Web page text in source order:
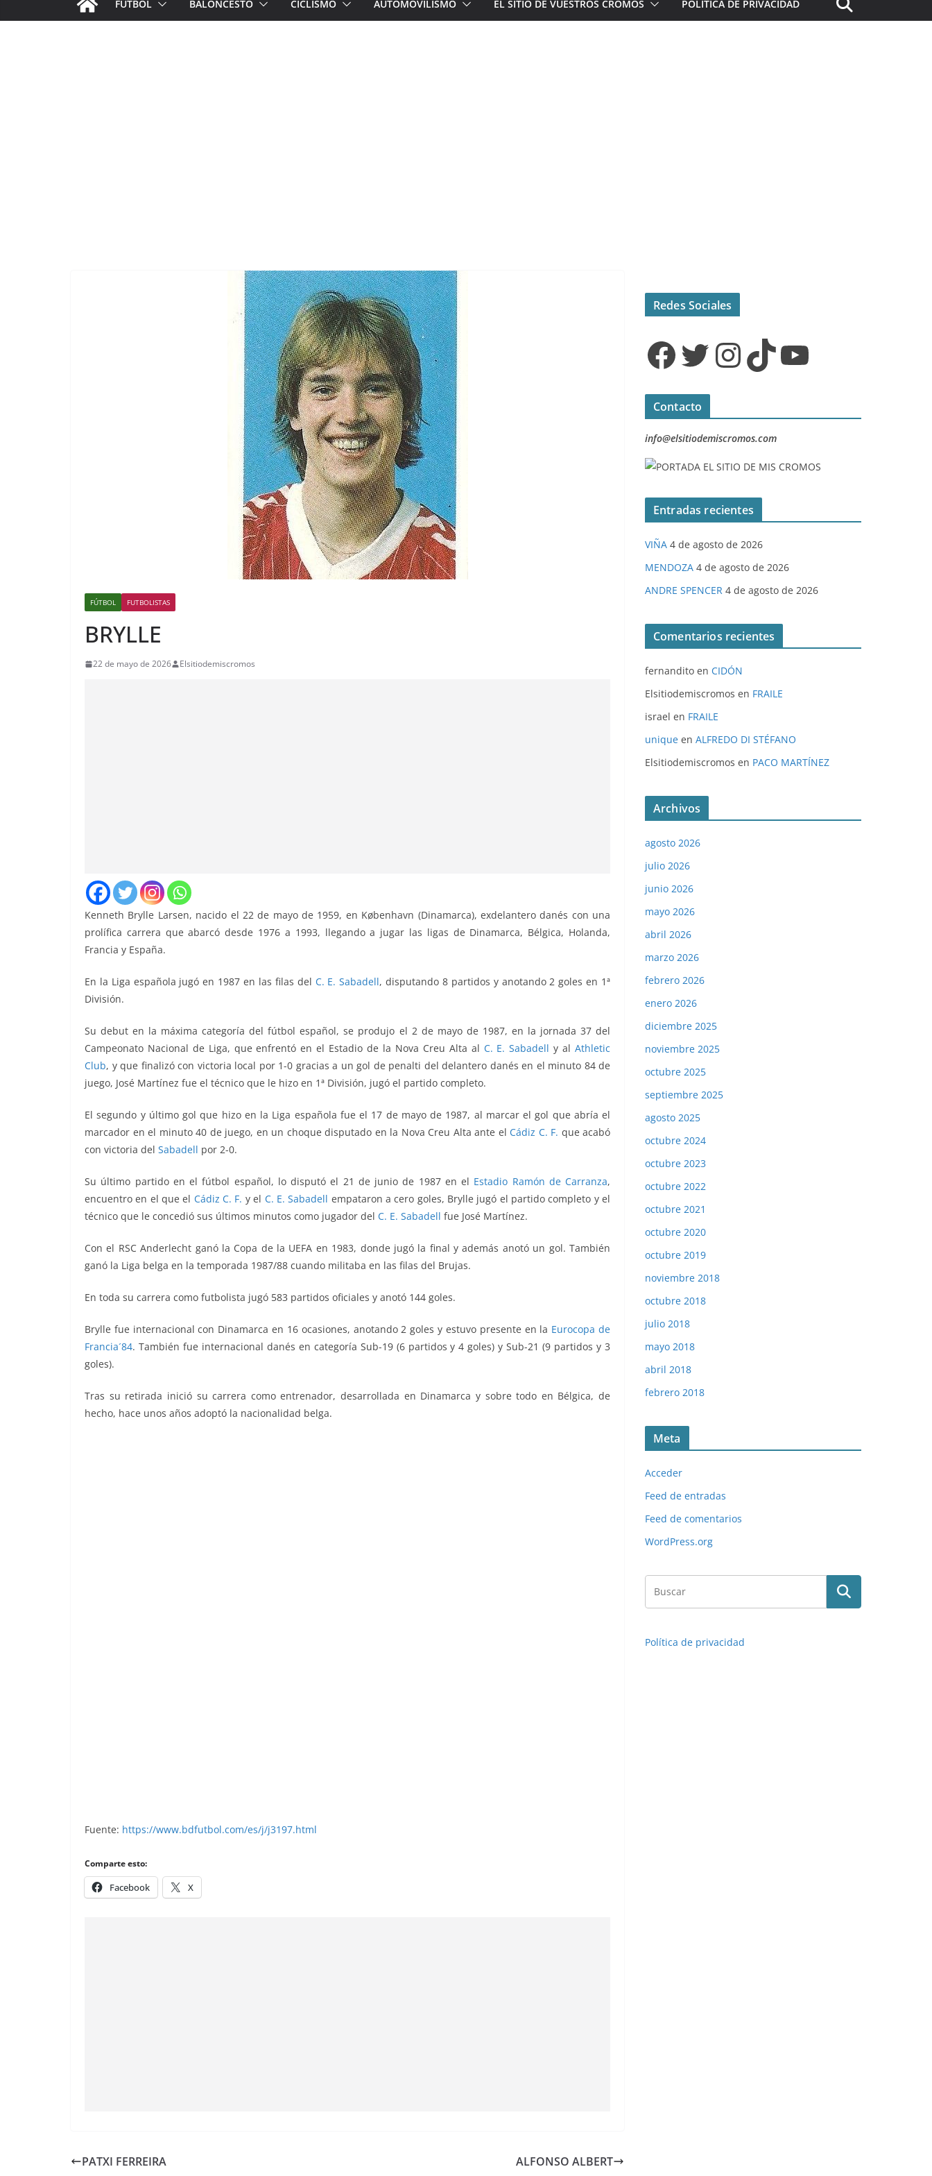
FÚTBOL BALONCESTO CICLISMO AUTOMOVILISMO EL SITIO DE VUESTROS CROMOS POLÍTICA DE PRIVACIDAD
FÚTBOL FUTBOLISTAS
BRYLLE
22 de mayo de 2026 Elsitiodemiscromos
Kenneth Brylle Larsen, nacido el 22 de mayo de 1959, en København (Dinamarca), exdelantero danés con una
prolífica carrera que abarcó desde 1976 a 1993, llegando a jugar las ligas de Dinamarca, Bélgica, Holanda,
Francia y España.
En la Liga española jugó en 1987 en las filas del C. E. Sabadell, disputando 8 partidos y anotando 2 goles en 1ª
División.
Su debut en la máxima categoría del fútbol español, se produjo el 2 de mayo de 1987, en la jornada 37 del
Campeonato Nacional de Liga, que enfrentó en el Estadio de la Nova Creu Alta al C. E. Sabadell y alAthletic
Club, y que finalizó con victoria local por 1-0 gracias a un gol de penalti del delantero danés en el minuto 84 de
juego, José Martínez fue el técnico que le hizo en 1ª División, jugó el partido completo.
El segundo y último gol que hizo en la Liga española fue el 17 de mayo de 1987, al marcar el gol que abría el
marcador en el minuto 40 de juego, en un choque disputado en la Nova Creu Alta ante el Cádiz C. F. que acabó
con victoria del Sabadell por 2-0.
Su último partido en el fútbol español, lo disputó el 21 de junio de 1987 en el Estadio Ramón de Carranza,
encuentro en el queel Cádiz C. F. y el C. E. Sabadell empataron a cero goles, Brylle jugó el partido completo y el
técnico que le concedió sus últimos minutos como jugador del C. E. Sabadell fue José Martínez.
Con el RSC Anderlecht ganó la Copa de la UEFA en 1983, donde jugó la final y además anotó un gol. También
ganó la Liga belga en la temporada 1987/88 cuando militaba en las filas del Brujas.
En toda su carrera como futbolista jugó 583 partidos oficiales y anotó 144 goles.
Brylle fue internacional con Dinamarca en 16 ocasiones, anotando 2 goles y estuvo presente en la Eurocopa de
Francia´84. También fue internacional danés en categoría Sub-19 (6 partidos y 4 goles) y Sub-21 (9 partidos y 3
goles).
Tras su retirada inició su carrera como entrenador, desarrollada en Dinamarca y sobre todo en Bélgica, de
hecho, hace unos años adoptó la nacionalidad belga.
Fuente: https://www.bdfutbol.com/es/j/j3197.html
Comparte esto:
Facebook X
PATXI FERREIRA ALFONSO ALBERT
Redes Sociales
Facebook Twitter InstagramTikTok YouTube
Contacto
info@elsitiodemiscromos.com
Entradas recientes
VIÑA 4 de agosto de 2026
MENDOZA 4 de agosto de 2026
ANDRE SPENCER 4 de agosto de 2026
Comentarios recientes
fernandito en CIDÓN
Elsitiodemiscromos en FRAILE
israel en FRAILE
unique en ALFREDO DI STÉFANO
Elsitiodemiscromos en PACO MARTÍNEZ
Archivos
agosto 2026
julio 2026
junio 2026
mayo 2026
abril 2026
marzo 2026
febrero 2026
enero 2026
diciembre 2025
noviembre 2025
octubre 2025
septiembre 2025
agosto 2025
octubre 2024
octubre 2023
octubre 2022
octubre 2021
octubre 2020
octubre 2019
noviembre 2018
octubre 2018
julio 2018
mayo 2018
abril 2018
febrero 2018
Meta
Acceder
Feed de entradas
Feed de comentarios
WordPress.org
Política de privacidad